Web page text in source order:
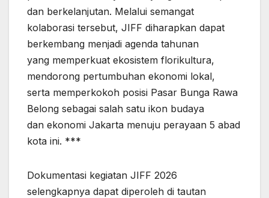
dan berkelanjutan. Melalui semangat
kolaborasi tersebut, JIFF diharapkan dapat
berkembang menjadi agenda tahunan
yang memperkuat ekosistem florikultura,
mendorong pertumbuhan ekonomi lokal,
serta memperkokoh posisi Pasar Bunga Rawa
Belong sebagai salah satu ikon budaya
dan ekonomi Jakarta menuju perayaan 5 abad
kota ini. ***
Dokumentasi kegiatan JIFF 2026
selengkapnya dapat diperoleh di tautan